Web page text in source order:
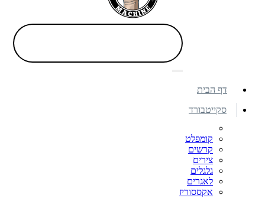
דף הבית
סקייטבורד
קומפלט
קרשים
צירים
גלגלים
לאגרים
אקססוריז